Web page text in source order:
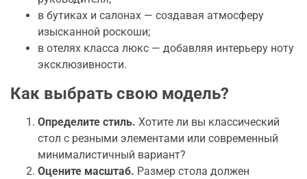
в бутиках и салонах — создавая атмосферу
изысканной роскоши;
в отелях класса люкс — добавляя интерьеру ноту
эксклюзивности.
Как выбрать свою модель?
Определите стиль. Хотите ли вы классический
стол с резными элементами или современный
минималистичный вариант?
Оцените масштаб. Размер стола должен